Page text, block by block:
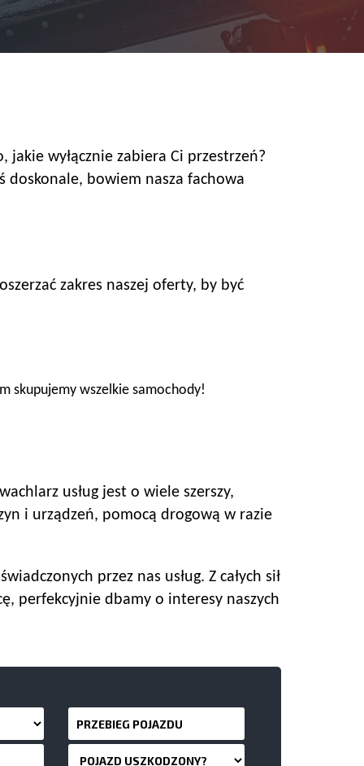
jakie wyłącznie zabiera Ci przestrzeń?
doskonale, bowiem nasza fachowa
zakres naszej oferty, by być
skupujemy wszelkie samochody!
usług jest o wiele szerszy,
i urządzeń, pomocą drogową w razie
przez nas usług. Z całych sił
perfekcyjnie dbamy o interesy naszych